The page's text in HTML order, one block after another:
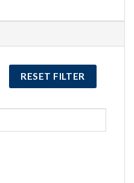
RESET FILTER